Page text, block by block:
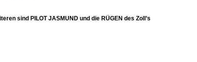
sind PILOT JASMUND und die RÜGEN des Zoll’s